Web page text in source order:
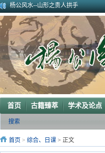
2010年9月在广西容县为李喜中的亲
2023年3月18日广东电白地区一眼相
2011年4月底在江西丰城地区一农
2011年5月初应福建晋江东家邀请
2011年5月底应广西玉林地区东家邀
2011年应广西巴马东家邀请堪察断
《葬 书》注 解
广西南宁地区一葬地水聚天心
广西巴马一龙穴形局
杨公风水--山形之贵人拱手
首页 古籍臻萃 学术及论点
搜索
首页 > 综合、日课 > 正文